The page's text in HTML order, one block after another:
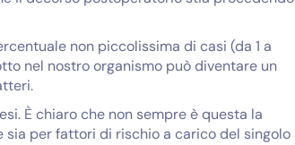
non piccolissima di casi (da 1 a
nel nostro organismo può diventare un
È chiaro che non sempre è questa la
per fattori di rischio a carico del singolo